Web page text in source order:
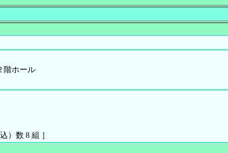
ホール
）数 8 組 ］